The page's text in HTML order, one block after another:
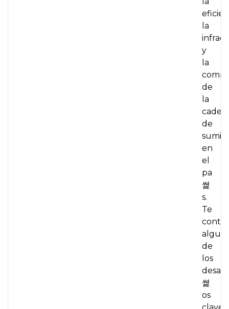
la
y
la
de
la
de
en
el
pa
쎭
s.
Te
de
los
desaf
쎭
os